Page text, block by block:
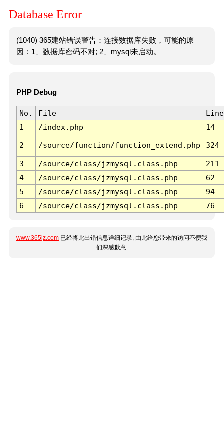
Database Error
(1040) 365建站错误警告：连接数据库失败，可能的原
因：1、数据库密码不对; 2、mysql未启动。
PHP Debug
No. File
Line
1
/index.php 14
2 /source/function/function_extend.php 324
3 /source/class/jzmysql.class.php
211
4
/source/class/jzmysql.class.php
62
5
/source/class/jzmysql.class.php
94
6
/source/class/jzmysql.class.php 76
www.365jz.com 已经将此出错信息详细记录, 由此给您带来的访问不便我
们深感歉意.